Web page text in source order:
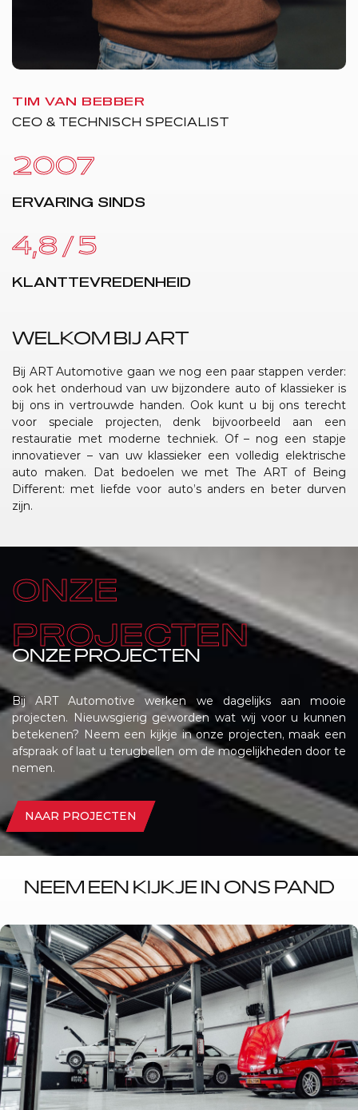
TIM VAN BEBBER
CEO & TECHNISCH SPECIALIST
2007
ERVARING SINDS
4,8 / 5
KLANTTEVREDENHEID
WELKOM BIJ ART
Bij ART Automotive gaan we nog een paar stappen verder:
ook het onderhoud van uw bijzondere auto of klassieker is
bij ons in vertrouwde handen. Ook kunt u bij ons terecht
voor speciale projecten, denk bijvoorbeeld aan een
restauratie met moderne techniek. Of – nog een stapje
innovatiever – van uw klassieker een volledig elektrische
auto maken. Dat bedoelen we met The ART of Being
Different: met liefde voor auto’s anders en beter durven
zijn.
ONZE
PROJECTEN
ONZE PROJECTEN
Bij ART Automotive werken we dagelijks aan mooie
projecten. Nieuwsgierig geworden wat wij voor u kunnen
betekenen? Neem een kijkje in onze projecten, maak een
afspraak of laat u terugbellen om de mogelijkheden door te
nemen.
NAAR PROJECTEN
NEEM EEN KIJKJE IN ONS PAND